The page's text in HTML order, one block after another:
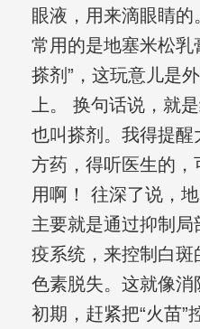
眼液，用来滴眼睛
常用的是地塞米松乳
搽剂”，这玩意儿是
上。 换句话说，就
也叫搽剂。我得提醒
方药，得听医生的
用啊！ 往深了说，
主要就是通过抑制
疫系统，来控制白
色素脱失。这就像
初期，赶紧把“火苗”